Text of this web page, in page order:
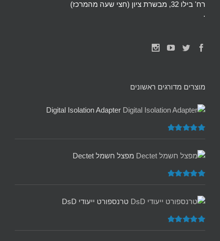
רח' בילו 32, מבשרת ציון (חצי שעה מהמרכז)
.
מוצרים מדורגים ראשונים
Digital Isolation Adapter
דורג5.00
מפצל חשמל Dectet
דורג5.00
טרנספורט ייעודי DsD
דורג5.00